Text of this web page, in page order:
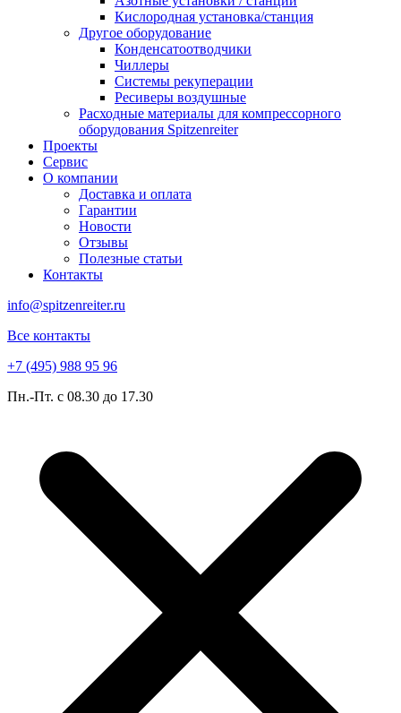
Кислородная установка/станция
Другое оборудование
Конденсатоотводчики
Чиллеры
Системы рекуперации
Ресиверы воздушные
Расходные материалы для компрессорного
оборудования Spitzenreiter
Проекты
Сервис
О компании
Доставка и оплата
Гарантии
Новости
Отзывы
Полезные статьи
Контакты
info@spitzenreiter.ru
Все контакты
+7 (495) 988 95 96
Пн.-Пт. с 08.30 до 17.30